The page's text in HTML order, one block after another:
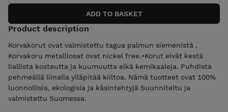
Product description
Korvakorut ovat valmistettu tagua palmun siemenistä ,
Korvakoru metalliosat ovat nickel free.•Korut eivät kestä
liallista kosteutta ja kuumuutta eikä kemikaaleja. Puhdista
pehmeällä liinalla ylläpitää kiiltoa. Nämä tuotteet ovat 100%
luonnollisia, ekologisia ja käsintehtyjä Suunniteltu ja
valmistettu Suomessa.